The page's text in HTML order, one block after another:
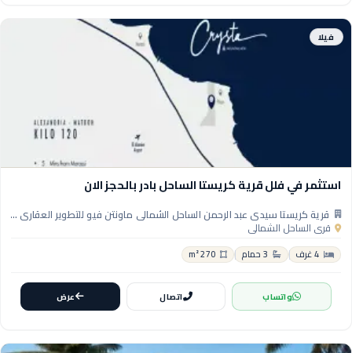
فيلا
استثمر في فلل قرية كريستا الساحل بادر بالحجز الان
قرية كريستا سيدي عبد الرحمن الساحل الشمالي ماونتن فيو للتطوير العقاري - Crysta Sidi Abdelrahman North Coast Village
قرى الساحل الشمالي
4 غرف 3 حمام 270 m²
واتساب اتصال عرض